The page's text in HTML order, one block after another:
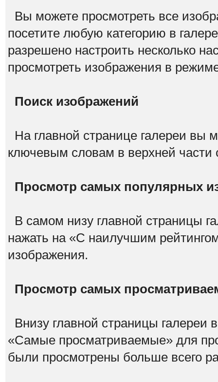
Вы можете просмотреть все
посетите любую категорию в
разрешено настроить несколько
просмотреть изображения в
Поиск изображений
На главной странице галереи вы
ключевым словам в верхней
Просмотр самых популярных
В самом низу главной страницы
нажать на «С наилучшим
изображения.
Просмотр самых
Внизу главной страницы галереи
«Самые просматриваемые» для
были просмотрены больше всего